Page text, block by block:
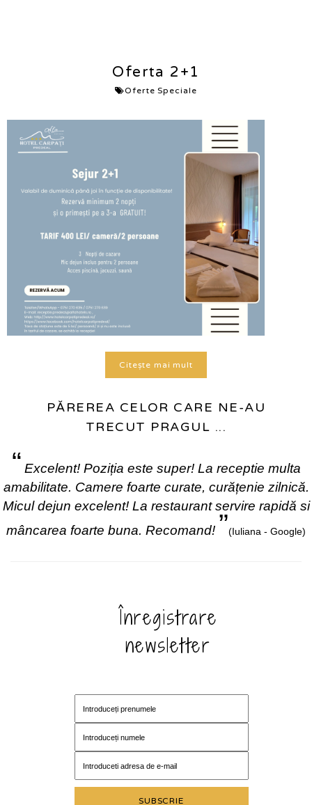
Oferta 2+1
Oferte Speciale
Citește mai mult
PĂREREA CELOR CARE NE-AU
TRECUT PRAGUL ...
“ Excelent! Poziția este super! La receptie multa
amabilitate. Camere foarte curate, curățenie zilnică.
Micul dejun excelent! La restaurant servire rapidă si
mâncarea foarte buna. Recomand! ”(Iuliana - Google)
Înregistrare
newsletter